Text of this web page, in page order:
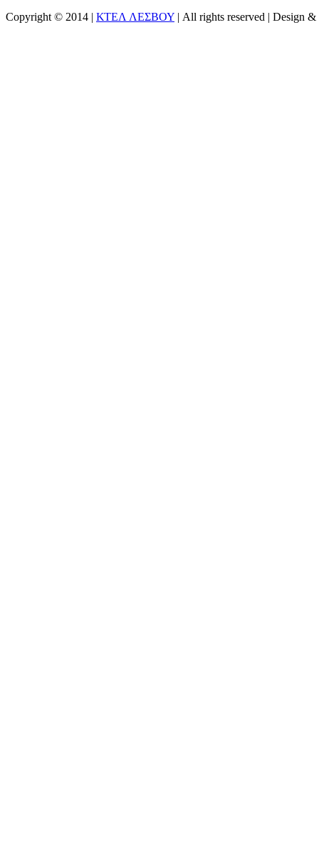
Copyright © 2014 | ΚΤΕΛ ΛΕΣΒΟΥ | All rights reserved | Design &